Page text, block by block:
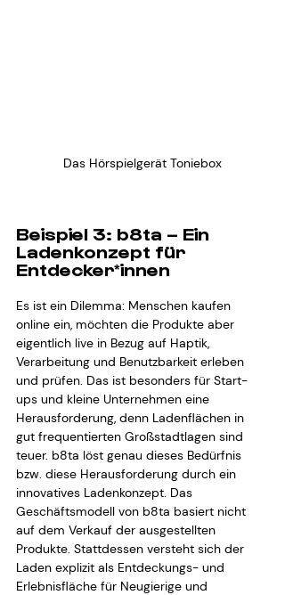
Das Hörspielgerät Toniebox
Beispiel 3: b8ta – Ein
Ladenkonzept für
Entdecker*innen
Es ist ein Dilemma: Menschen kaufen
online ein, möchten die Produkte aber
eigentlich live in Bezug auf Haptik,
Verarbeitung und Benutzbarkeit erleben
und prüfen. Das ist besonders für Start-
ups und kleine Unternehmen eine
Herausforderung, denn Ladenflächen in
gut frequentierten Großstadtlagen sind
teuer. b8ta löst genau dieses Bedürfnis
bzw. diese Herausforderung durch ein
innovatives Ladenkonzept. Das
Geschäftsmodell von b8ta basiert nicht
auf dem Verkauf der ausgestellten
Produkte. Stattdessen versteht sich der
Laden explizit als Entdeckungs- und
Erlebnisfläche für Neugierige und